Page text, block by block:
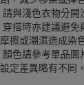
與淺色衣物分開
搭時亦建議避免
擦或潮濕造成染
色請參考單品圖
定差異略有不同